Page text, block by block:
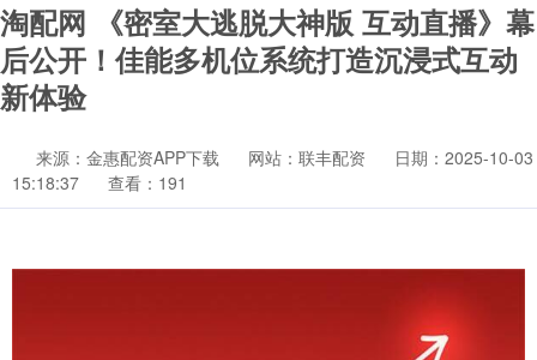
淘配网 《密室大逃脱大神版 互动直播》幕
后公开！佳能多机位系统打造沉浸式互动
新体验
来源：金惠配资APP下载 网站：联丰配资
日期：2025-10-03
15:18:37
查看：191